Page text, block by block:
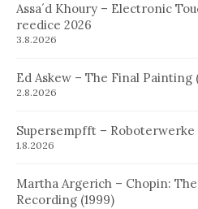
Assa´d Khoury – Electronic
reedice 2026
3.8.2026
Ed Askew – The Final Painting
2.8.2026
Supersempfft – Roboterwerke
1.8.2026
Martha Argerich – Chopin:
Recording (1999)